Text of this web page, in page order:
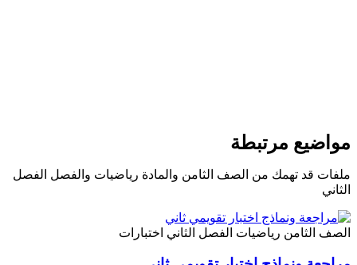
مرتبطة
قد تهمك من الصف الثامن والمادة رياضيات والفصل الفصل
رياضيات الفصل الثاني اختبارات